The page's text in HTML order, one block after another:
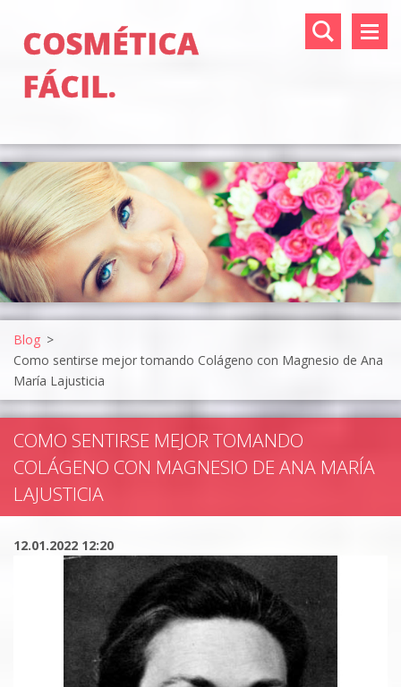
COSMÉTICA
FÁCIL.
Blog >
Como sentirse mejor tomando Colágeno con Magnesio de Ana
María Lajusticia
COMO SENTIRSE MEJOR TOMANDO
COLÁGENO CON MAGNESIO DE ANA MARÍA
LAJUSTICIA
12.01.2022 12:20